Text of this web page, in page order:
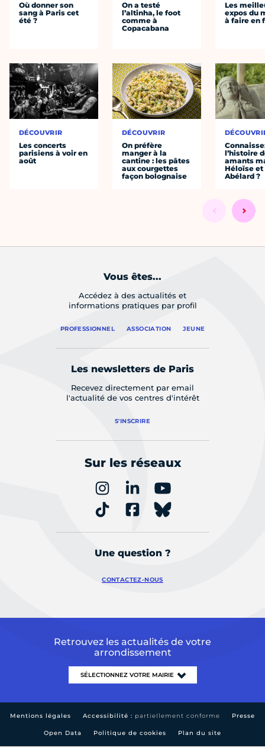
Où donner son
sang à Paris cet
été ?
DÉCOUVRIR
Les concerts
parisiens à voir en
août
On a testé
l’altinha, le foot
comme à
Copacabana
DÉCOUVRIR
On préfère
manger à la
cantine : les pâtes
aux courgettes
façon bolognaise
Les
expos du
à faire en
l’histoire
amants
Héloïse et
Abélard ?
Vous êtes...
Accédez à des actualités et
informations pratiques par profil
PROFESSIONNEL ASSOCIATION JEUNE
Les newsletters de Paris
Recevez directement par email
l'actualité de vos centres d'intérêt
S'INSCRIRE
Sur les réseaux
Une question ?
CONTACTEZ-NOUS
Retrouvez les actualités de votre
arrondissement
Mentions légales Accessibilité : partiellement conforme Presse
Open Data Politique de cookies Plan du site